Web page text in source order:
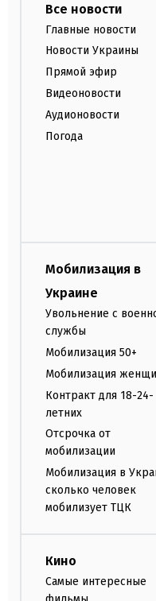
Все новости
Главные новости
Новости Украины
Прямой эфир
Видеоновости
Аудионовости
Погода
Мобилизация в
Украине
Увольнение с
службы
Мобилизация 50+
Мобилизация
Контракт для 18-24-
летних
Отсрочка от
мобилизации
Мобилизация в
сколько человек
мобилизует ТЦК
Кино
Самые интересные